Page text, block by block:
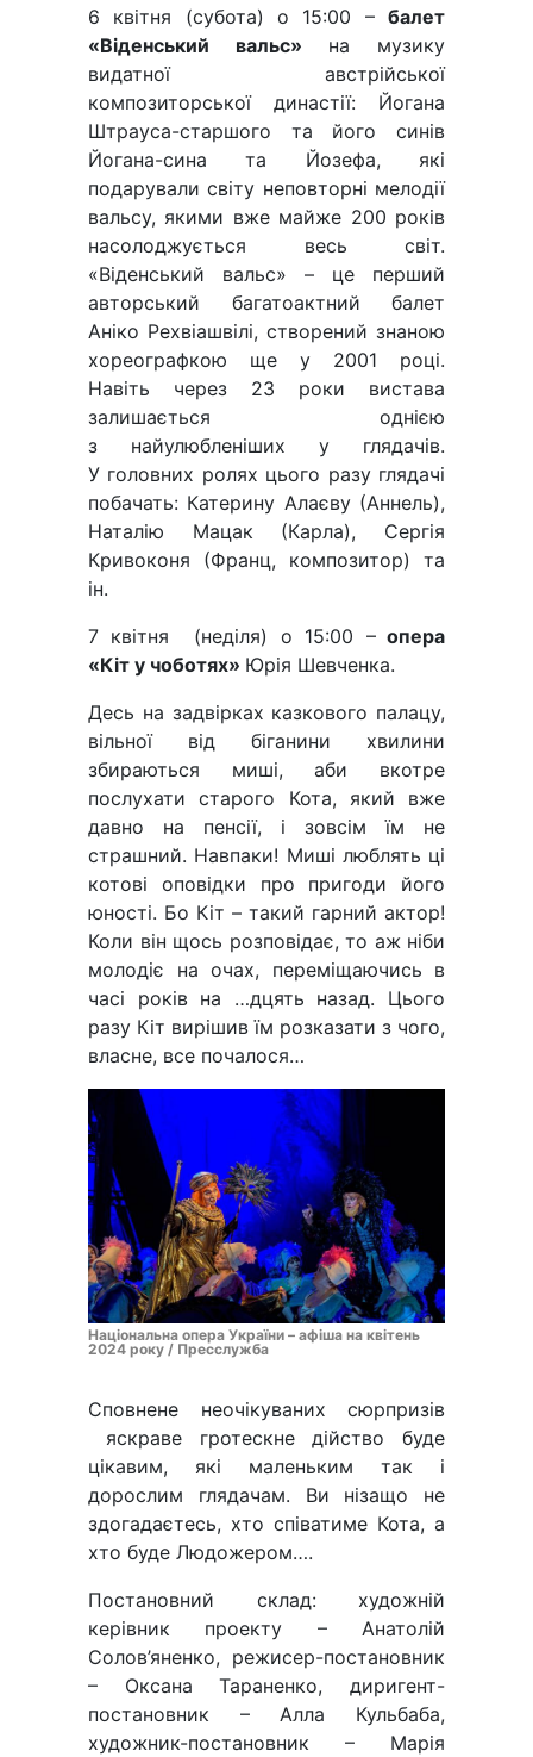
6 квітня (субота) о 15:00 – балет
«Віденський вальс» на музику
видатної австрійської
композиторської династії: Йогана
Штрауса-старшого та його синів
Йогана-сина та Йозефа, які
подарували світу неповторні мелодії
вальсу, якими вже майже 200 років
насолоджується весь світ.
«Віденський вальс» – це перший
авторський багатоактний балет
Аніко Рехвіашвілі, створений знаною
хореографкою ще у 2001 році.
Навіть через 23 роки вистава
залишається однією
з найулюбленіших у глядачів.
У головних ролях цього разу глядачі
побачать: Катерину Алаєву (Аннель),
Наталію Мацак (Карла), Сергія
Кривоконя (Франц, композитор) та
ін.
7 квітня (неділя) о 15:00 –опера
«Кіт у чоботях» Юрія Шевченка.
Десь на задвірках казкового палацу,
вільної від біганини хвилини
збираються миші, аби вкотре
послухати старого Кота, який вже
давно на пенсії, і зовсім їм не
страшний. Навпаки! Миші люблять ці
котові оповідки про пригоди його
юності. Бо Кіт – такий гарний актор!
Коли він щось розповідає, то аж ніби
молодіє на очах, переміщаючись в
часі років на …дцять назад. Цього
разу Кіт вирішив їм розказати з чого,
власне, все почалося…
Національна опера України – афіша на квітень
2024 року / Пресслужба
Сповнене неочікуваних сюрпризів
яскраве гротескне дійство буде
цікавим, які маленьким так і
дорослим глядачам. Ви нізащо не
здогадаєтесь, хто співатиме Кота, а
хто буде Людожером….
Постановний склад: художній
керівник проекту – Анатолій
Солов’яненко, режисер-постановник
– Оксана Тараненко, диригент-
постановник – Алла Кульбаба,
художник-постановник – Марія